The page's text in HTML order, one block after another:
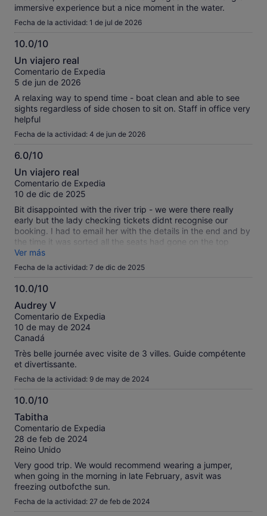
immersive experience but a nice moment in the water.
Fecha de la actividad: 1 de jul de 2026
10.0/10
10.0
sobre
10
Un viajero real
Comentario de Expedia
5 de jun de 2026
A relaxing way to spend time - boat clean and able to see
sights regardless of side chosen to sit on. Staff in office very
helpful
Fecha de la actividad: 4 de jun de 2026
6.0/10
6.0
sobre
10
Un viajero real
Comentario de Expedia
10 de dic de 2025
Bit disappointed with the river trip - we were there really
early but the lady checking tickets didnt recognise our
booking. I had to email her with the details in the end and by
the time it was sorted all the seats had gone on the top
deck. So we stood. Also city is not as pretty from the river.
Ver más
Fecha de la actividad: 7 de dic de 2025
10.0/10
10.0
sobre
10
Audrey V
Comentario de Expedia
10 de may de 2024
Canadá
Très belle journée avec visite de 3 villes. Guide compétente
et divertissante.
Fecha de la actividad: 9 de may de 2024
10.0/10
10.0
sobre
10
Tabitha
Comentario de Expedia
28 de feb de 2024
Reino Unido
Very good trip. We would recommend wearing a jumper,
when going in the morning in late February, asvit was
freezing outbofcthe sun.
Fecha de la actividad: 27 de feb de 2024